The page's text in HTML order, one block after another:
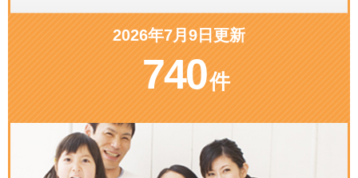
740
2026年7月9日更新